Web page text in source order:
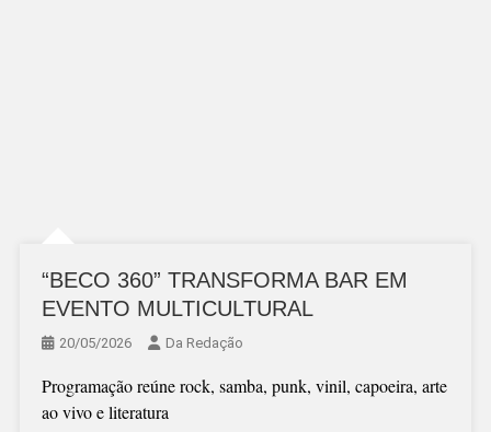
“BECO 360” TRANSFORMA BAR EM
EVENTO MULTICULTURAL
20/05/2026 Da Redação
Programação reúne rock, samba, punk, vinil, capoeira, arte
ao vivo e literatura